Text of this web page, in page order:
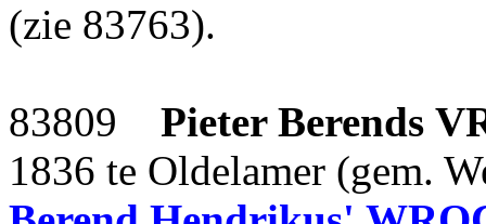
(zie 83763).
83809 Pieter Berends
1836 te Oldelamer (gem.